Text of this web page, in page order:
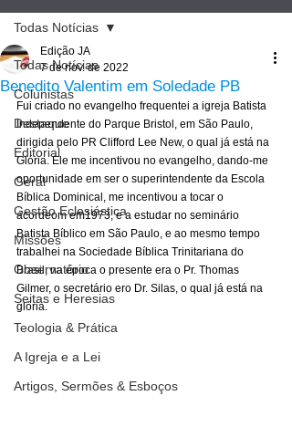
Todas Notícias
Colunistas
Destaque
Editorial
Geral
Gestão Eclesiástica
Missões
Observatório
Seitas e Heresias
Teologia & Prática
A Igreja e a Lei
Artigos, Sermões & Esboços
Todas Notícias
Benedito Valentim em Soledade PB
Edição JA
7 de nov. de 2022
Fui criado no evangelho frequentei a igreja Batista
Independente do Parque Bristol, em São Paulo,
dirigida pelo PR Clifford Lee New, o qual já está na
Glória. Ele me incentivou no evangelho, dando-me
oportunidade em ser o superintendente da Escola
Bíblica Dominical, me incentivou a tocar o
acordeom em1973, e a estudar no seminário
Batista Bíblico em São Paulo, e ao mesmo tempo
trabalhei na Sociedade Bíblica Trinitariana do
Brasil, na época o presente era o Pr. Thomas
Gilmer, o secretário ero Dr. Silas, o qual já está na
glória.